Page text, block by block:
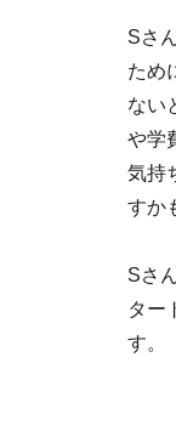
Sさ
ため
ない
や学
気持
すか
Sさ
ター
す。